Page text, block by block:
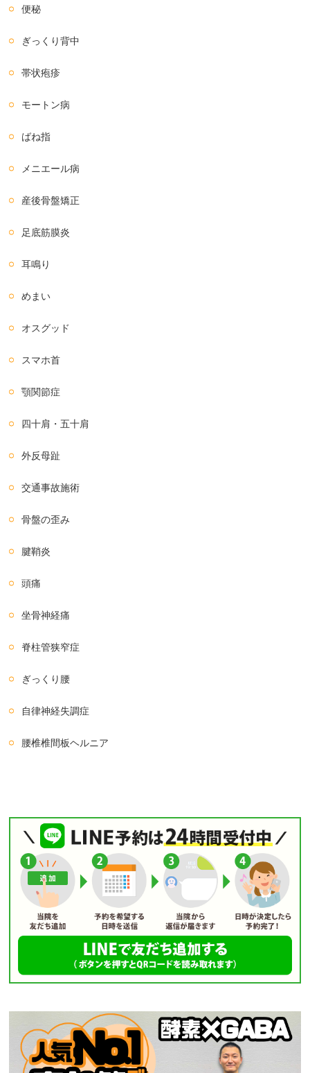
便秘
ぎっくり背中
帯状疱疹
モートン病
ばね指
メニエール病
産後骨盤矯正
足底筋膜炎
耳鳴り
めまい
オスグッド
スマホ首
顎関節症
四十肩・五十肩
外反母趾
交通事故施術
骨盤の歪み
腱鞘炎
頭痛
坐骨神経痛
脊柱管狭窄症
ぎっくり腰
自律神経失調症
腰椎椎間板ヘルニア